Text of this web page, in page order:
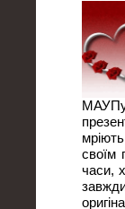
своїм
часи,